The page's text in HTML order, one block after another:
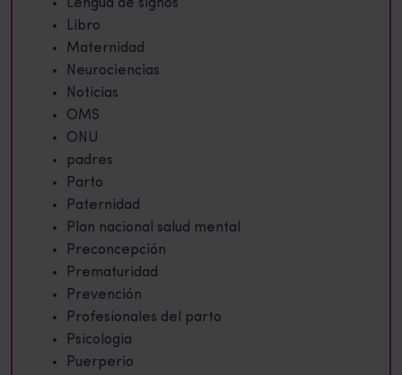
Lengua de signos
Libro
Maternidad
Neurociencias
Noticias
OMS
ONU
padres
Parto
Paternidad
Plan nacional salud mental
Preconcepción
Prematuridad
Prevención
Profesionales del parto
Psicologia
Puerperio